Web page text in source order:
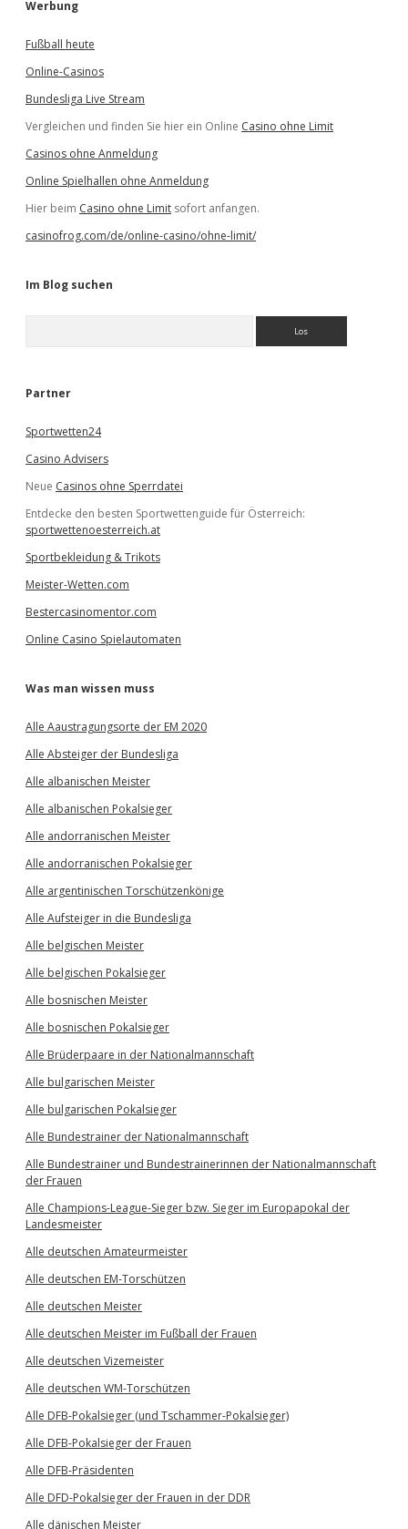
Werbung
Fußball heute
Online-Casinos
Bundesliga Live Stream
Vergleichen und finden Sie hier ein Online Casino ohne Limit
Casinos ohne Anmeldung
Online Spielhallen ohne Anmeldung
Hier beim Casino ohne Limit sofort anfangen.
casinofrog.com/de/online-casino/ohne-limit/
Im Blog suchen
e
Partner
Sportwetten24
Casino Advisers
Neue Casinos ohne Sperrdatei
Entdecke den besten Sportwettenguide für Österreich:
sportwettenoesterreich.at
Sportbekleidung & Trikots
Meister-Wetten.com
Bestercasinomentor.com
Online Casino Spielautomaten
Was man wissen muss
Alle Aaustragungsorte der EM 2020
Alle Absteiger der Bundesliga
Alle albanischen Meister
Alle albanischen Pokalsieger
Alle andorranischen Meister
Alle andorranischen Pokalsieger
Alle argentinischen Torschützenkönige
Alle Aufsteiger in die Bundesliga
Alle belgischen Meister
Alle belgischen Pokalsieger
Alle bosnischen Meister
Alle bosnischen Pokalsieger
Alle Brüderpaare in der Nationalmannschaft
Alle bulgarischen Meister
Alle bulgarischen Pokalsieger
Alle Bundestrainer der Nationalmannschaft
Alle Bundestrainer und Bundestrainerinnen der Nationalmannschaft
der Frauen
Alle Champions-League-Sieger bzw. Sieger im Europapokal der
Landesmeister
Alle deutschen Amateurmeister
Alle deutschen EM-Torschützen
Alle deutschen Meister
Alle deutschen Meister im Fußball der Frauen
Alle deutschen Vizemeister
Alle deutschen WM-Torschützen
Alle DFB-Pokalsieger (und Tschammer-Pokalsieger)
Alle DFB-Pokalsieger der Frauen
Alle DFB-Präsidenten
Alle DFD-Pokalsieger der Frauen in der DDR
Alle dänischen Meister